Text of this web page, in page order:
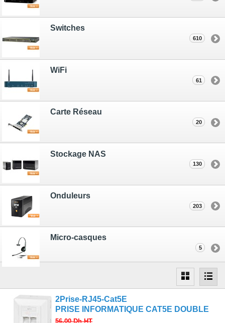
Switches
610
WiFi
61
Carte Réseau
20
Stockage NAS
130
Onduleurs
203
Micro-casques
5
2Prise-RJ45-Cat5E
PRISE INFORMATIQUE CAT5E DOUBLE
56,00 DhHT